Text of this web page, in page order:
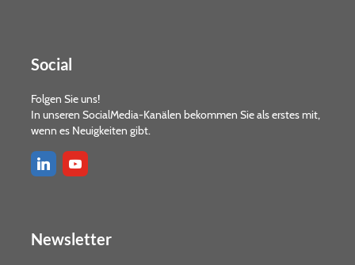
Social
Folgen Sie uns!
In unseren SocialMedia-Kanälen bekommen Sie als erstes mit,
wenn es Neuigkeiten gibt.
Newsletter